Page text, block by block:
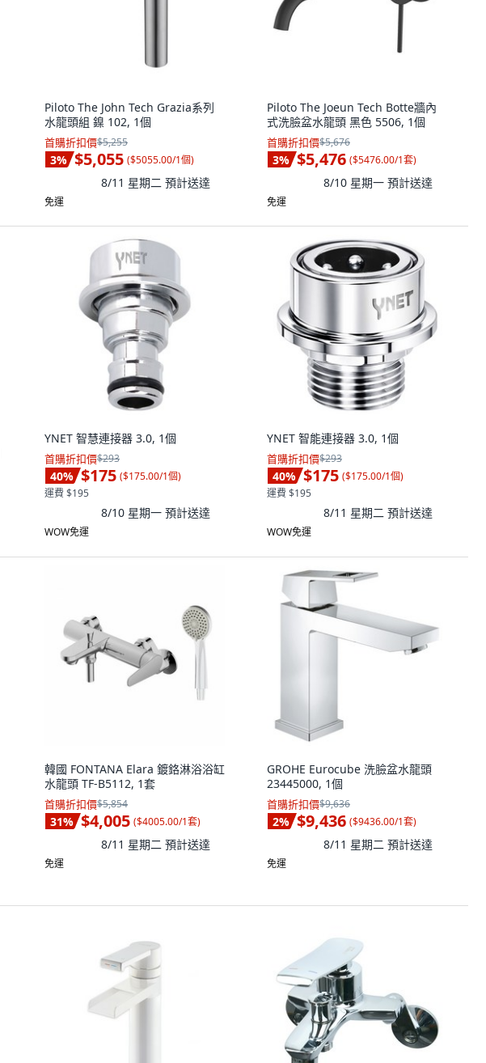
Piloto The John Tech Grazia系列
水龍頭組 鎳 102, 1個
首購折扣價$5,255
3% $5,055 ($5055.00/1個)
8/11 星期二 預計送達
免運
Piloto The Joeun Tech Botte牆內
式洗臉盆水龍頭 黑色 5506, 1個
首購折扣價$5,676
3% $5,476 ($5476.00/1套)
8/10 星期一 預計送達
免運
YNET 智慧連接器 3.0, 1個
首購折扣價$293
40% $175 ($175.00/1個)
運費 $195
8/10 星期一 預計送達
WOW免運
YNET 智能連接器 3.0, 1個
首購折扣價$293
40% $175 ($175.00/1個)
運費 $195
8/11 星期二 預計送達
WOW免運
韓國 FONTANA Elara 鍍鉻淋浴浴缸
水龍頭 TF-B5112, 1套
首購折扣價$5,854
31% $4,005 ($4005.00/1套)
8/11 星期二 預計送達
免運
GROHE Eurocube 洗臉盆水龍頭
23445000, 1個
首購折扣價$9,636
2% $9,436 ($9436.00/1套)
8/11 星期二 預計送達
免運